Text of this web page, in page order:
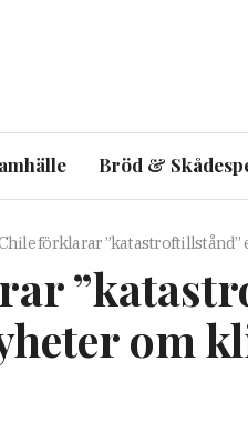
Bröd &
förklarar
om